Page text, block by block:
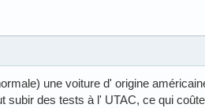
une voiture d' origine
subir des tests à l' UTAC, ce qui